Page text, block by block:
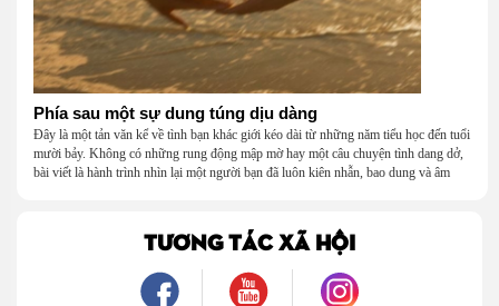
Phía sau một sự dung túng dịu dàng
Đây là một tản văn kể về tình bạn khác giới kéo dài từ những năm tiểu học đến tuổi
mười bảy. Không có những rung động mập mờ hay một câu chuyện tình dang dở,
bài viết là hành trình nhìn lại một người bạn đã luôn kiên nhẫn, bao dung và âm
là một mối tình, mà là một người luôn cho tôi quyền được là chính mình.
TƯƠNG TÁC XÃ HỘI